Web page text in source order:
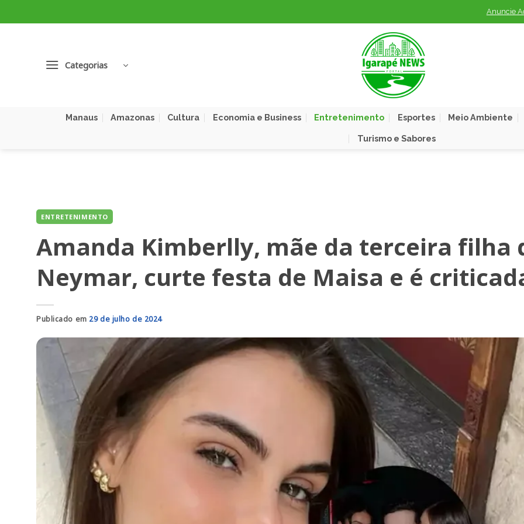
to
Anuncie
Categorias
Manaus Amazonas Cultura Economia e Business Entretenimento Esportes Meio Ambiente
Turismo e Sabores
ENTRETENIMENTO
Amanda Kimberlly, mãe da terceira filha
Neymar, curte festa de Maisa e é
Publicado em 29 de julho de 2024